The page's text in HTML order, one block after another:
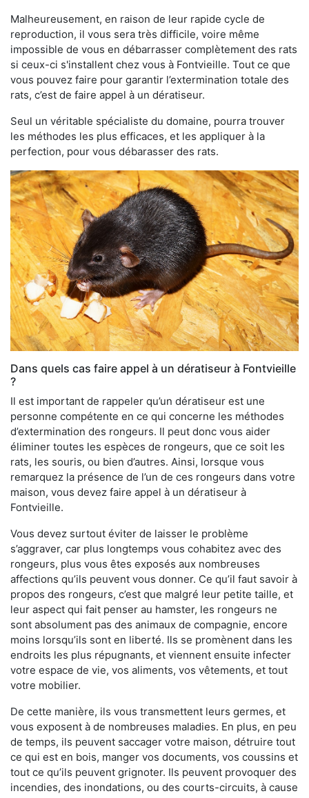
Malheureusement, en raison de leur rapide cycle de
reproduction, il vous sera très difficile, voire même
impossible de vous en débarrasser complètement des rats
si ceux-ci s'installent chez vous à Fontvieille. Tout ce que
vous pouvez faire pour garantir l’extermination totale des
rats, c’est de faire appel à un dératiseur.
Seul un véritable spécialiste du domaine, pourra trouver
les méthodes les plus efficaces, et les appliquer à la
perfection, pour vous débarasser des rats.
Dans quels cas faire appel à un dératiseur à Fontvieille
?
Il est important de rappeler qu’un dératiseur est une
personne compétente en ce qui concerne les méthodes
d’extermination des rongeurs. Il peut donc vous aider
éliminer toutes les espèces de rongeurs, que ce soit les
rats, les souris, ou bien d’autres. Ainsi, lorsque vous
remarquez la présence de l’un de ces rongeurs dans votre
maison, vous devez faire appel à un dératiseur à
Fontvieille.
Vous devez surtout éviter de laisser le problème
s’aggraver, car plus longtemps vous cohabitez avec des
rongeurs, plus vous êtes exposés aux nombreuses
affections qu’ils peuvent vous donner. Ce qu’il faut savoir à
propos des rongeurs, c’est que malgré leur petite taille, et
leur aspect qui fait penser au hamster, les rongeurs ne
sont absolument pas des animaux de compagnie, encore
moins lorsqu’ils sont en liberté. Ils se promènent dans les
endroits les plus répugnants, et viennent ensuite infecter
votre espace de vie, vos aliments, vos vêtements, et tout
votre mobilier.
De cette manière, ils vous transmettent leurs germes, et
vous exposent à de nombreuses maladies. En plus, en peu
de temps, ils peuvent saccager votre maison, détruire tout
ce qui est en bois, manger vos documents, vos coussins et
tout ce qu’ils peuvent grignoter. Ils peuvent provoquer des
incendies, des inondations, ou des courts-circuits, à cause